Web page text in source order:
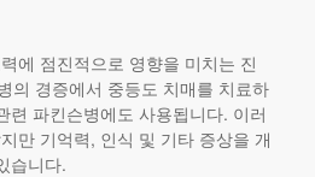
에 점진적으로 영향을 미치는 진
의 경증에서 중등도 치매를 치료하
련 파킨슨병에도 사용됩니다. 이러
만 기억력, 인식 및 기타 증상을 개
습니다.